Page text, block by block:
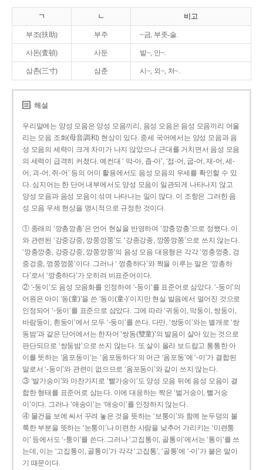
ㄱ ㄴ 비고
부조(扶助) 부주 ~금, 부좃-술.
사돈(査頓) 사둔 밭~, 안~.
삼촌(三寸) 삼춘 시~, 외~, 처~.
해설
우리말에는 양성 모음은 양성 모음끼리, 음성 모음은 음성 모음끼리 어울
리는 모음 조화(母音調和) 현상이 있다. 중세 국어에서는 양성 모음과 음
성 모음의 세력이 크게 차이가 나지 않았으나 근대를 거치면서 음성 모음
의 세력이 급격히 커졌다. 예컨대 ‘ 막-아, 좁-아’, ‘접-어, 굽-어, 재-어, 세-
어, 괴-어, 쥐-어’ 등의 어미 활용에서도 음성 모음의 우세를 확인할 수 있
다. 심지어는 한 단어 내부에서도 양성 모음이 일관되게 나타나지 않고
양성 모음과 음성 모음이 섞여 나타나는 일이 많다. 이 조항은 그러한 음
성 모음 우세 현상을 명시적으로 규정한 것이다.
① 종래의 ‘깡총깡총’은 언어 현실을 반영하여 ‘깡충깡충’으로 정했다. 이
와 관련된 ‘강중강중, 깡쭝깡쭝’도 ‘강종강종, 깡쫑깡쫑’으로 쓰지 않는다.
‘깡충깡충, 강중강중, 깡쭝깡쭝’의 음성 모음 대응형은 각각 ‘껑충껑충, 겅
중겅중, 껑쭝껑쭝’이다. 그러나 ‘ 껑충하다’와 짝을 이루는 말은 ‘깡총하
다’로서 ‘깡충하다’가 오히려 비표준어이다.
② ‘-동이’도 음성 모음화를 인정하여 ‘-둥이’를 표준어로 삼았다. ‘-둥이’의
어원은 아이 ‘동(童)’을 쓴 ‘동이(童-)’이지만 현실 발음에서 멀어진 것으로
인정되어 ‘-둥이’를 표준으로 삼았다. 그에 따라 ‘귀둥이, 막둥이, 쌍둥이,
바람둥이, 흰둥이’에서 모두 ‘-둥이’를 쓴다. 다만, ‘쌍둥이’와는 별개로 ‘쌍
동밤’과 같은 단어에서는 한자어 ‘쌍동(雙童)’의 발음이 살아 있는 것으로
판단되므로 ‘쌍둥밤’으로 쓰지 않는다. 또 살이 올라 보드랍고 통통한 아
이를 뜻하는 ‘옴포동이’는 ‘옴포동하다’의 어근 ‘옴포동’에 ‘-이’가 결합된
말로서 ‘-둥이’와 관련이 없으므로 ‘옴포둥이’와 같이 쓰지 않는다.
③ ‘발가숭이’와 마찬가지로 ‘빨가숭이’도 양성 모음 뒤에 음성 모음이 결
합한 형태를 표준어로 삼는다. 이에 대응하는 짝은 ‘벌거숭이, 뻘거숭
이’이다. 그러나 ‘애송이’는 ‘애숭이’를 인정하지 않는다.
④ 물건을 보에 싸서 꾸려 놓은 것을 뜻하는 ‘보퉁이’와 함께 눈두덩의 불
룩한 부분을 뜻하는 ‘눈퉁이’나 미련한 사람을 낮추어 가리키는 ‘미련퉁
이’ 등에서도 ‘-퉁이’를 쓴다. 그러나 ‘고집통이, 골통이’에서는 ‘통이’를 쓰
는데, 이는 ‘고집통이, 골통이’가 각각 ‘고집통’, ‘골통’에 ‘-이’가 붙은 말이
기 때문이다.